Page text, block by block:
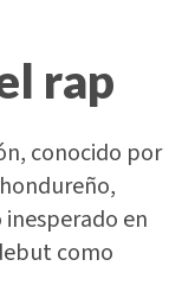
rap
conocido por
en
como